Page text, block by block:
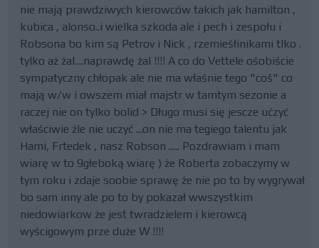
nie mają prawdziwych kierowców takich jak hamilton ,
kubica , alonso..i wielka szkoda ale i pech i zespołu i
Robsona bo kim są Petrov i Nick , rzemieśłinikami tlko .
tylko aż żal....naprawdę żal !!!! A co do Vettele ośobiście
sympatyczny chłopak ale nie ma właśnie tego "coś" co
mają w/w i owszem miał majstr w tamtym sezonie a
raczej nie on tylko bolid > Długo musi się jescze ućzyć
właściwie żle nie uczyć ...on nie ma tegiego talentu jak
Hami, Frtedek , nasz Robson ..... Pozdrawiam i mam
wiarę w to 9głeboką wiarę ) że Roberta zobaczymy w
tym roku i zdaje soobie sprawę że nie po to by wygrywał
bo sam inny ale po to by pokazał wwszystkim
niedowiarkow że jest twradzielem i kierowcą
wyścigowym prze duże W !!!!